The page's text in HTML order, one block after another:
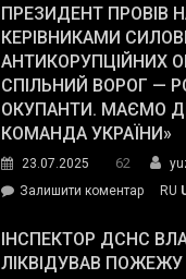
Street
Південному
працівникам
ОПЗ
з
матеріального
резерву
гуманітарну
допомогу
ПРЕЗИДЕНТ ПРОВІВ
КЕРІВНИКАМИ
АНТИКОРУПЦІЙНИХ
СПІЛЬНИЙ ВОРОГ —
ОКУПАНТИ. МАЄМО
КОМАНДА УКРАЇНИ»
23.07.2025 62
Залишити коментарon
провів
RU
ІНСПЕКТОР ДСНС
ЛІКВІДУВАВ ПОЖЕЖУ